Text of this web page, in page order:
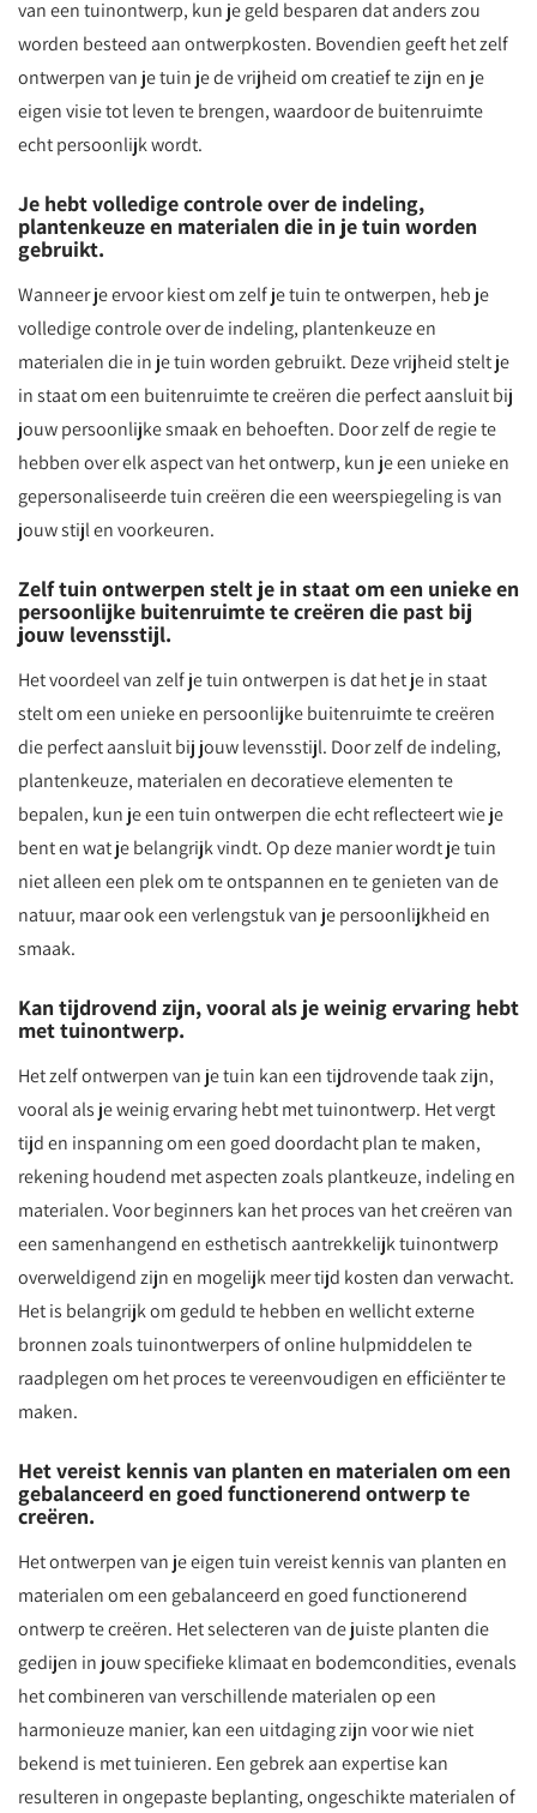
van een tuinontwerp, kun je geld besparen dat anders zou
worden besteed aan ontwerpkosten. Bovendien geeft het zelf
ontwerpen van je tuin je de vrijheid om creatief te zijn en je
eigen visie tot leven te brengen, waardoor de buitenruimte
echt persoonlijk wordt.
Je hebt volledige controle over de indeling,
plantenkeuze en materialen die in je tuin worden
gebruikt.
Wanneer je ervoor kiest om zelf je tuin te ontwerpen, heb je
volledige controle over de indeling, plantenkeuze en
materialen die in je tuin worden gebruikt. Deze vrijheid stelt je
in staat om een buitenruimte te creëren die perfect aansluit bij
jouw persoonlijke smaak en behoeften. Door zelf de regie te
hebben over elk aspect van het ontwerp, kun je een unieke en
gepersonaliseerde tuin creëren die een weerspiegeling is van
jouw stijl en voorkeuren.
Zelf tuin ontwerpen stelt je in staat om een unieke en
persoonlijke buitenruimte te creëren die past bij
jouw levensstijl.
Het voordeel van zelf je tuin ontwerpen is dat het je in staat
stelt om een unieke en persoonlijke buitenruimte te creëren
die perfect aansluit bij jouw levensstijl. Door zelf de indeling,
plantenkeuze, materialen en decoratieve elementen te
bepalen, kun je een tuin ontwerpen die echt reflecteert wie je
bent en wat je belangrijk vindt. Op deze manier wordt je tuin
niet alleen een plek om te ontspannen en te genieten van de
natuur, maar ook een verlengstuk van je persoonlijkheid en
smaak.
Kan tijdrovend zijn, vooral als je weinig ervaring hebt
met tuinontwerp.
Het zelf ontwerpen van je tuin kan een tijdrovende taak zijn,
vooral als je weinig ervaring hebt met tuinontwerp. Het vergt
tijd en inspanning om een goed doordacht plan te maken,
rekening houdend met aspecten zoals plantkeuze, indeling en
materialen. Voor beginners kan het proces van het creëren van
een samenhangend en esthetisch aantrekkelijk tuinontwerp
overweldigend zijn en mogelijk meer tijd kosten dan verwacht.
Het is belangrijk om geduld te hebben en wellicht externe
bronnen zoals tuinontwerpers of online hulpmiddelen te
raadplegen om het proces te vereenvoudigen en efficiënter te
maken.
Het vereist kennis van planten en materialen om een
gebalanceerd en goed functionerend ontwerp te
creëren.
Het ontwerpen van je eigen tuin vereist kennis van planten en
materialen om een gebalanceerd en goed functionerend
ontwerp te creëren. Het selecteren van de juiste planten die
gedijen in jouw specifieke klimaat en bodemcondities, evenals
het combineren van verschillende materialen op een
harmonieuze manier, kan een uitdaging zijn voor wie niet
bekend is met tuinieren. Een gebrek aan expertise kan
resulteren in ongepaste beplanting, ongeschikte materialen of